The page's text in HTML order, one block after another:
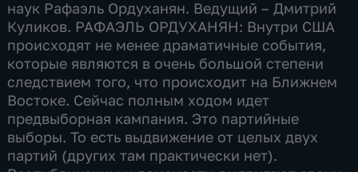
наук Рафаэль Ордуханян. Ведущий – Дмитрий
Куликов. РАФАЭЛЬ ОРДУХАНЯН: Внутри США
происходят не менее драматичные события,
которые являются в очень большой степени
следствием того, что происходит на Ближнем
Востоке. Сейчас полным ходом идет
предвыборная кампания. Это партийные
выборы. То есть выдвижение от целых двух
партий (других там практически нет).